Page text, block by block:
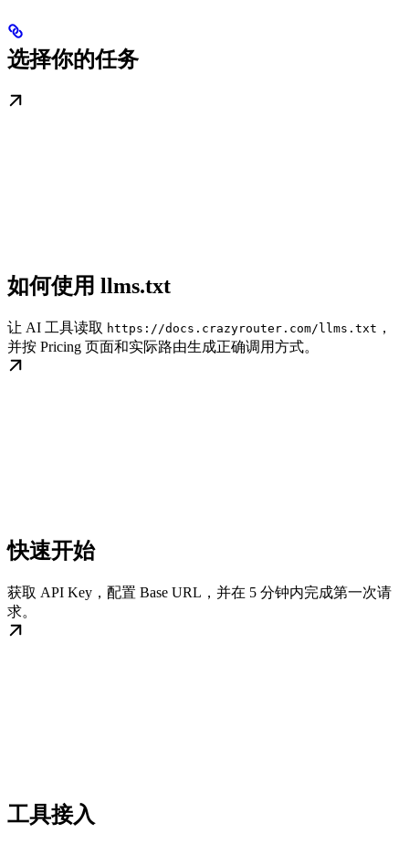
选择你的任务
如何使用 llms.txt
让 AI 工具读取 https://docs.crazyrouter.com/llms.txt ，
并按 Pricing 页面和实际路由生成正确调用方式。
快速开始
获取 API Key，配置 Base URL，并在 5 分钟内完成第一次请
求。
工具接入